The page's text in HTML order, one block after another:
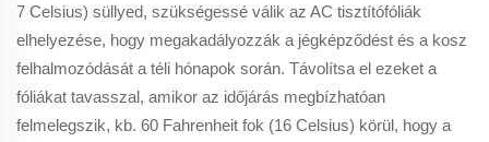
7 Celsius) süllyed, szükségessé válik az AC tisztítófóliák
elhelyezése, hogy megakadályozzák a jégképződést és a kosz
felhalmozódását a téli hónapok során. Távolítsa el ezeket a
fóliákat tavasszal, amikor az időjárás megbízhatóan
felmelegszik, kb. 60 Fahrenheit fok (16 Celsius) körül, hogy a